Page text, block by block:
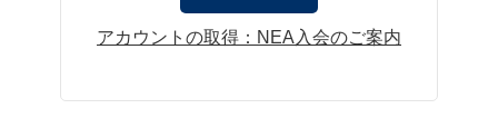
アカウントの取得：NEA入会のご案内